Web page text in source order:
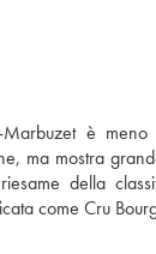
Marbuzet è
ma mostra
della
come Cru